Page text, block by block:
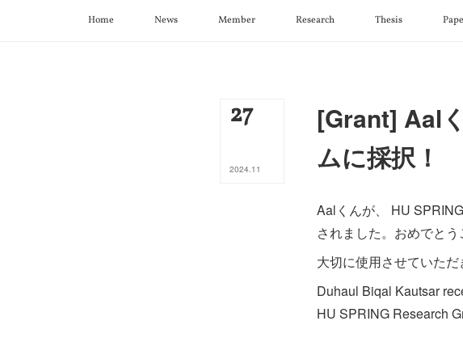
Home News Member Research Thesis
27
2024.11
[Grant] Aal
ムに採択！
Aalくんが、 HU
されました。おめでとう
大切に使用させていただ
Duhaul Biqal Kautsar
HU SPRING Research